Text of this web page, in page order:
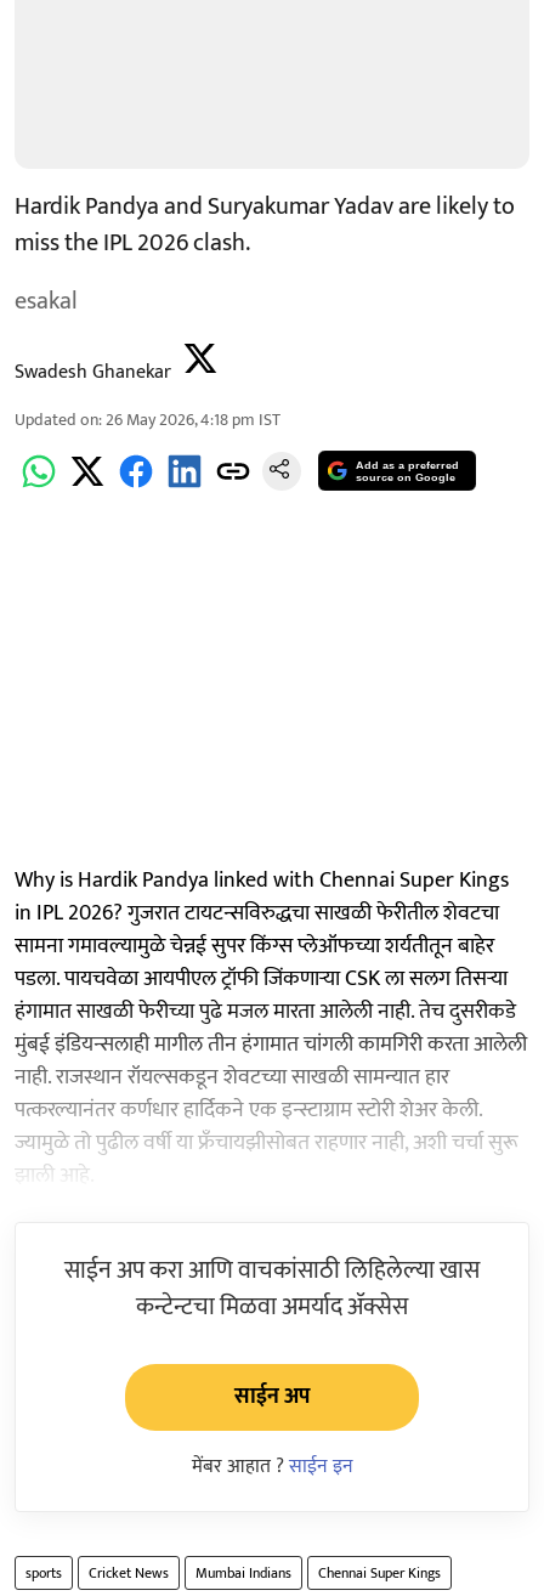
Hardik Pandya and Suryakumar Yadav are likely to
miss the IPL 2026 clash.
esakal
Swadesh Ghanekar
Updated on:26 May 2026, 4:18 pm IST
Add as a preferred
source on Google
Why is Hardik Pandya linked with Chennai Super Kings
in IPL 2026? गुजरात टायटन्सविरुद्धचा साखळी फेरीतील शेवटचा
सामना गमावल्यामुळे चेन्नई सुपर किंग्स प्लेऑफच्या शर्यतीतून बाहेर
पडला. पायचवेळा आयपीएल ट्रॉफी जिंकणाऱ्या CSK ला सलग तिसऱ्या
हंगामात साखळी फेरीच्या पुढे मजल मारता आलेली नाही. तेच दुसरीकडे
मुंबई इंडियन्सलाही मागील तीन हंगामात चांगली कामगिरी करता आलेली
नाही. राजस्थान रॉयल्सकडून शेवटच्या साखळी सामन्यात हार
पत्करल्यानंतर कर्णधार हार्दिकने एक इन्स्टाग्राम स्टोरी शेअर केली.
ज्यामुळे तो पुढील वर्षी या फ्रँचायझीसोबत राहणार नाही, अशी चर्चा सुरू
झाली आहे.
साईन अप करा आणि वाचकांसाठी लिहिलेल्या खास
कन्टेन्टचा मिळवा अमर्याद ॲक्सेस
साईन अप
मेंबर आहात ?साईन इन
sports Cricket News Mumbai Indians Chennai Super Kings